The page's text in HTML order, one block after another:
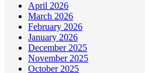
April 2026
March 2026
February 2026
January 2026
December 2025
November 2025
October 2025